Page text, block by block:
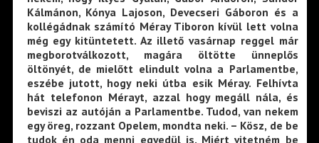
Kálmánon, Kónya Lajoson, Devecseri Gáboron és a
kollégádnak számító Méray Tiboron kívül lett volna
még egy kitüntetett. Az illető vasárnap reggel már
megborotválkozott, magára öltötte ünneplős
öltönyét, de mielőtt elindult volna a Parlamentbe,
eszébe jutott, hogy neki útba esik Méray. Felhívta
hát telefonon Mérayt, azzal hogy megáll nála, és
beviszi az autóján a Parlamentbe. Tudod, van nekem
egy öreg, rozzant Opelem, mondta neki. – Kösz, de be
tudok én oda menni egyedül is. Miért vitetném be